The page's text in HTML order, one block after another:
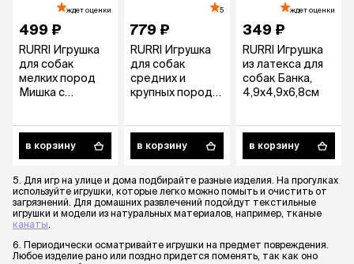
ждет оценки
499 ₽
RURRI Игрушка
для собак
мелких пород
Мишка с
ассортименте
в корзину
5
779 ₽
RURRI Игрушка
для собак
средних и
крупных пород
в корзину
ждет оценки
349 ₽
RURRI Игрушка
из латекса для
собак Банка,
4,9х4,9х6,8см
в корзину
5. Для игр на улице и дома подбирайте разные изделия. На прогулках
используйте игрушки, которые легко можно помыть и очистить от
загрязнений. Для домашних развлечений подойдут текстильные
игрушки и модели из натуральных материалов, например, тканые
канаты
6. Периодически осматривайте игрушки на предмет повреждения.
Любое изделие рано или поздно придется поменять, так как оно